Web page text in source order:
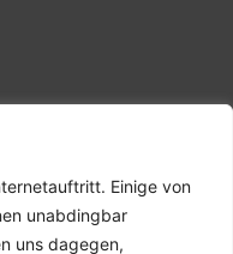
Einige von
unabdingbar
uns dagegen,